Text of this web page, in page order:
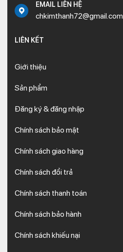
EMAIL LIÊN HỆ
chkimthanh72@gmail.com
LIÊN KẾT
Giới thiệu
Sản phẩm
Đăng ký & đăng nhập
Chính sách bảo mật
Chính sách giao hàng
Chính sách đổi trả
Chính sách thanh toán
Chính sách bảo hành
Chính sách khiếu nại